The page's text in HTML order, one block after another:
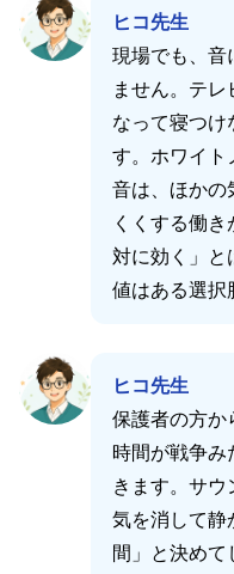
ヒコ先生
現場でも、音
ません。テ
なって寝つけ
す。ホワイト
音は、ほかの
くくする働
対に効く」と
値はある選択
ヒコ先生
保護者の方か
時間が戦争み
きます。サウ
気を消して静
間」と決めて